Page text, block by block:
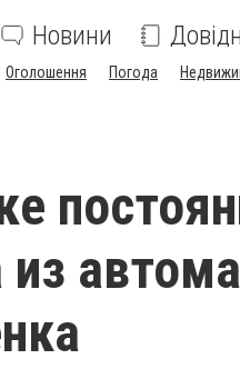
Новини
Оголошення Погода
из